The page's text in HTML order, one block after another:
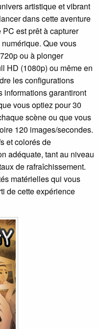
artistique et vibrant
dans cette aventure
est prêt à capturer
Que vous
ou à plonger
HD (1080p) ou même en
les configurations
informations garantiront
vous optiez pour 30
scène ou que vous
120 images/secondes.
et colorés de
adéquate, tant au niveau
de rafraîchissement.
matérielles qui vous
de cette expérience